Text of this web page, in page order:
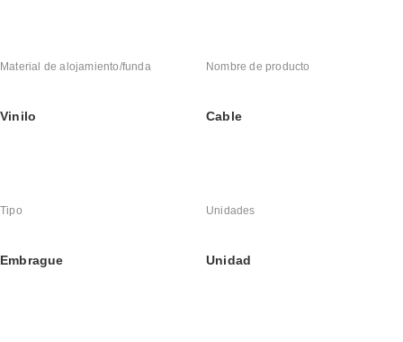
Material de alojamiento/funda
Vinilo
Nombre de producto
Cable
Tipo
Embrague
Unidades
Unidad